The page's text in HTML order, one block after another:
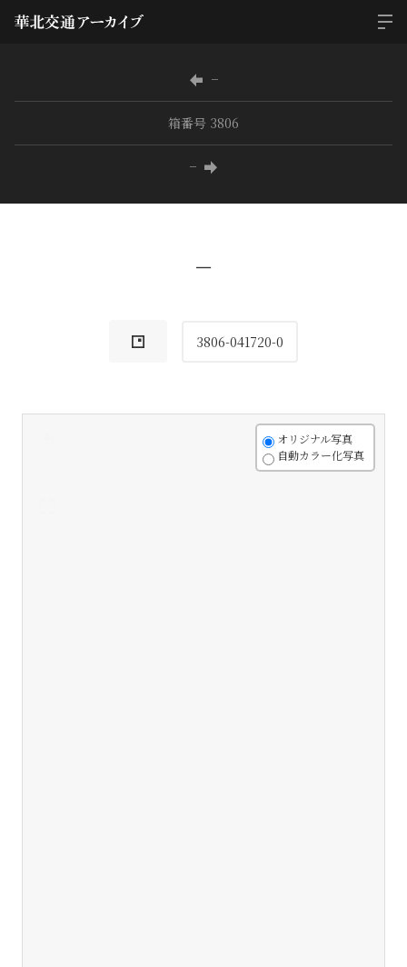
−
箱番号 3806
−
−
3806-041720-0
オリジナル写真
自動カラー化写真